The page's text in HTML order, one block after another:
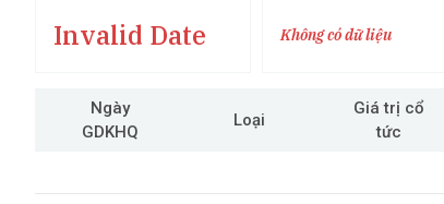
Invalid Date Không có dữ liệu
Ngày
GDKHQ
Loại
Giá trị cổ
tức